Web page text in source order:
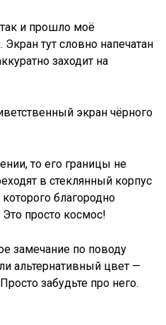
и прошло моё
тут словно напечатан
заходит на
экран чёрного
то его границы не
в стеклянный корпус
благородно
просто космос!
замечание по поводу
альтернативный цвет —
забудьте про него.